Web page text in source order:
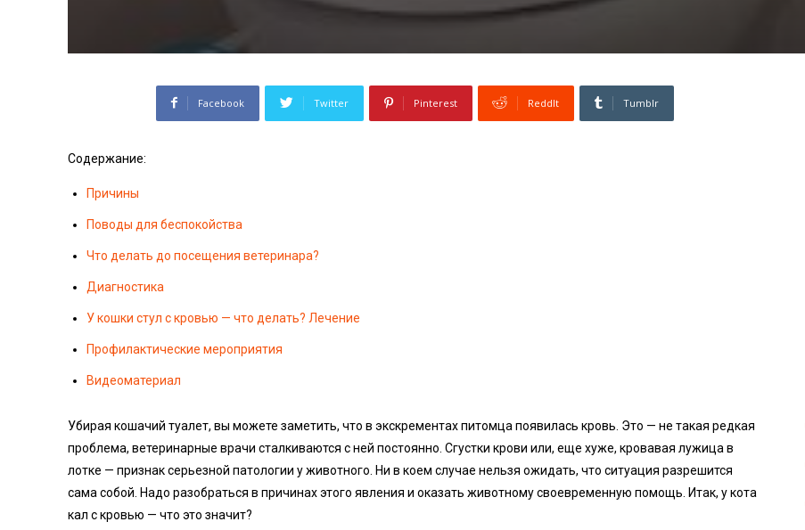
Facebook Twitter Pinterest ReddIt Tumblr
Содержание:
Причины
Поводы для беспокойства
Что делать до посещения ветеринара?
Диагностика
У кошки стул с кровью — что делать? Лечение
Профилактические мероприятия
Видеоматериал
Убирая кошачий туалет, вы можете заметить, что в экскрементах питомца появилась кровь. Это — не такая редкая
проблема, ветеринарные врачи сталкиваются с ней постоянно. Сгустки крови или, еще хуже, кровавая лужица в
лотке — признак серьезной патологии у животного. Ни в коем случае нельзя ожидать, что ситуация разрешится
сама собой. Надо разобраться в причинах этого явления и оказать животному своевременную помощь. Итак, у кота
кал с кровью — что это значит?